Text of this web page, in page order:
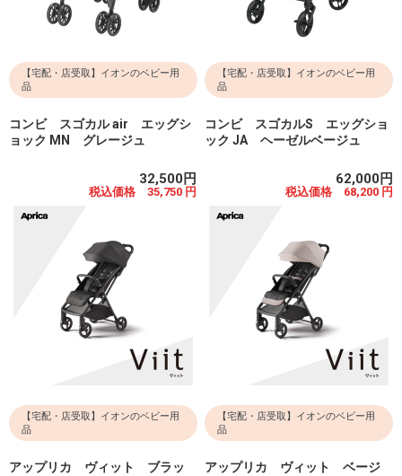
【宅配・店受取】イオンのベビー用
品
コンビ スゴカル air エッグシ
ョック MN グレージュ
32,500円
税込価格 35,750 円
【宅配・店受取】イオンのベビー用
品
コンビ スゴカルS エッグショ
ック JA ヘーゼルベージュ
62,000円
税込価格 68,200 円
【宅配・店受取】イオンのベビー用
品
アップリカ ヴィット ブラッ
【宅配・店受取】イオンのベビー用
品
アップリカ ヴィット ベージ